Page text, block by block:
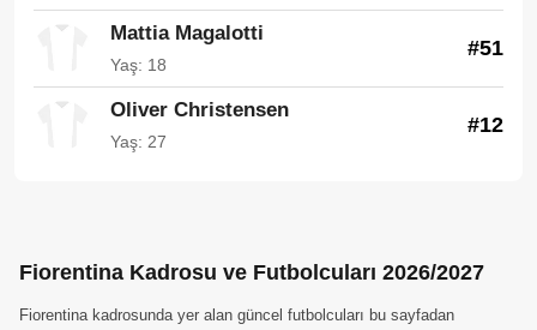
Mattia Magalotti
Yaş: 18
#51
Oliver Christensen
Yaş: 27
#12
Fiorentina Kadrosu ve Futbolcuları 2026/2027
Fiorentina kadrosunda yer alan güncel futbolcuları bu sayfadan